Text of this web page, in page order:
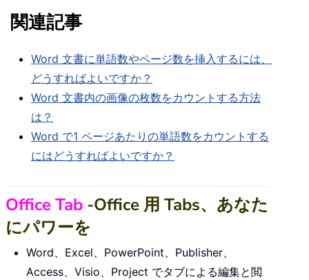
関連記事
Word 文書に単語数やページ数を挿入するには、
どうすればよいですか？
Word 文書内の画像の枚数をカウントする方法
は？
Word で1 ページあたりの単語数をカウントする
にはどうすればよいですか？
Office Tab -Office 用 Tabs、あなた
にパワーを
Word、Excel、PowerPoint、Publisher、
Access、Visio、Project でタブによる編集と閲